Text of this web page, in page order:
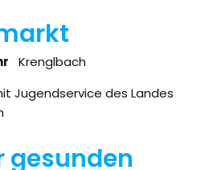
Krenglbach
Jugendservice des Landes
gesunden